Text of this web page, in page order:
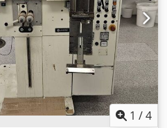
1 /4